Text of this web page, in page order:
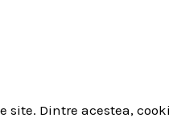
Dintre acestea,